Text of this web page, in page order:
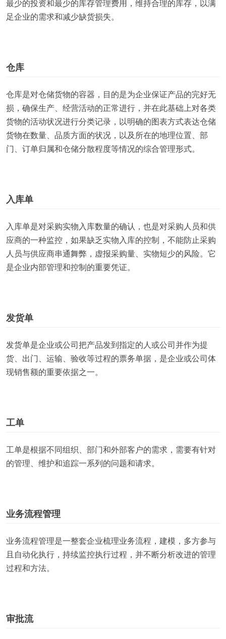
最少的投资和最少的库存管理费用，维持合理的库存，以满
足企业的需求和减少缺货损失。
仓库
仓库是对仓储货物的容器，目的是为企业保证产品的完好无
损，确保生产、经营活动的正常进行，并在此基础上对各类
货物的活动状况进行分类记录，以明确的图表方式表达仓储
货物在数量、品质方面的状况，以及所在的地理位置、部
门、订单归属和仓储分散程度等情况的综合管理形式。
入库单
入库单是对采购实物入库数量的确认，也是对采购人员和供
应商的一种监控，如果缺乏实物入库的控制，不能防止采购
人员与供应商串通舞弊，虚报采购量、实物短少的风险。它
是企业内部管理和控制的重要凭证。
发货单
发货单是企业或公司把产品发到指定的人或公司并作为提
货、出门、运输、验收等过程的票务单据，是企业或公司体
现销售额的重要依据之一。
工单
工单是根据不同组织、部门和外部客户的需求，需要有针对
的管理、维护和追踪一系列的问题和请求。
业务流程管理
业务流程管理是一整套企业梳理业务流程，建模，多方参与
且自动化执行，持续监控执行过程，并不断分析改进的管理
过程和方法。
审批流